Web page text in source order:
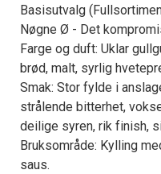
Basisutvalg
Nøgne Ø - Det
Farge og duft: Uklar
brød, malt, syrlig
Smak: Stor fylde i
strålende bitterhet,
deilige syren, rik finish,
Bruksområde: Kylling
saus.